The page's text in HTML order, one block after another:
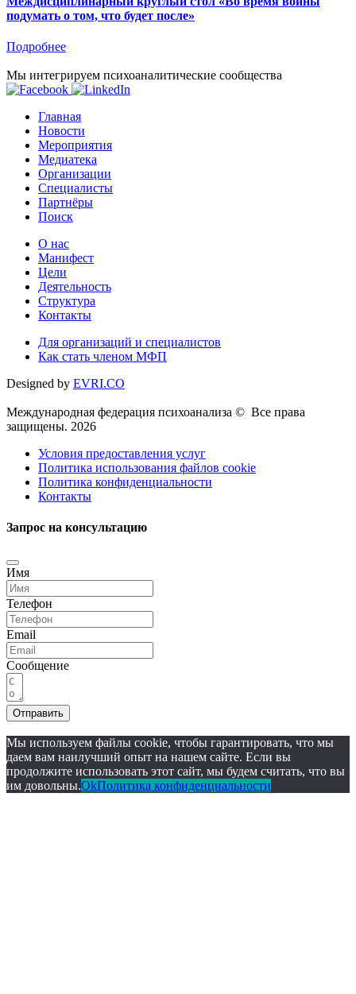
подумать о том, что будет после»
Подробнее
Мы интегрируем психоаналитические сообщества
Главная
Новости
Мероприятия
Медиатека
Организации
Специалисты
Партнёры
Поиск
О нас
Манифест
Цели
Деятельность
Структура
Контакты
Для организаций и специалистов
Как стать членом МФП
Designed by EVRI.CO
Международная федерация психоанализа © Все права
защищены. 2026
Условия предоставления услуг
Политика использования файлов cookie
Политика конфиденциальности
Контакты
Запрос на консультацию
Имя
Телефон
Email
Сообщение
Отправить
Мы используем файлы cookie, чтобы гарантировать, что мы
даем вам наилучший опыт на нашем сайте. Если вы
продолжите использовать этот сайт, мы будем считать, что вы
им довольны.OkПолитика конфиденциальности